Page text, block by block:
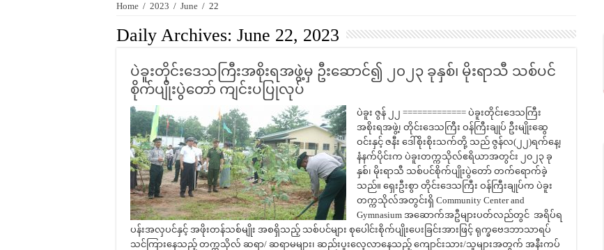
Home / 2023 / June / 22
Daily Archives: June 22, 2023
ပဲခူးတိုင်းဒေသကြီးအစိုးရအဖွဲ့မှ ဦးဆောင်၍ ၂၀၂၃ ခုနှစ်၊ မိုးရာသီ သစ်ပင်
စိုက်ပျိုးပွဲတော် ကျင်းပပြုလုပ်
ပဲခူး ဇွန် ၂၂ ============= ပဲခူးတိုင်းဒေသကြီး
အစိုးရအဖွဲ့၊ တိုင်းဒေသကြီး ဝန်ကြီးချုပ် ဦးမျိုးဆွေ
ဝင်းနှင့် ဇနီး ဒေါ်စိုးစိုးသက်တို့ သည် ဇွန်လ(၂၂)ရက်နေ့၊
နံနက်ပိုင်းက ပဲခူးတက္ကသိုလ်ဧရိယာအတွင်း ၂၀၂၃ ခု
နှစ်၊ မိုးရာသီ သစ်ပင်စိုက်ပျိုးပွဲတော် တက်ရောက်ခဲ့
သည်။ ရှေးဦးစွာ တိုင်းဒေသကြီး ဝန်ကြီးချုပ်က ပဲခူး
တက္ကသိုလ်အတွင်းရှိ Community Center and
Gymnasium အဆောက်အဦများပတ်လည်တွင် အရိပ်ရ
ပန်းအလှပင်နှင့် အဖိုးတန်သစ်မျိုး အစရှိသည့် သစ်ပင်များ စုပေါင်းစိုက်ပျိုးပေးခြင်းအားဖြင့် ရုက္ခဗေဒဘာသာရပ်
သင်ကြားနေသည့် တက္ကသိုလ် ဆရာ/ ဆရာမများ၊ ဆည်းပူးလေ့လာနေသည့် ကျောင်းသား/သူများအတွက် အနီးကပ်